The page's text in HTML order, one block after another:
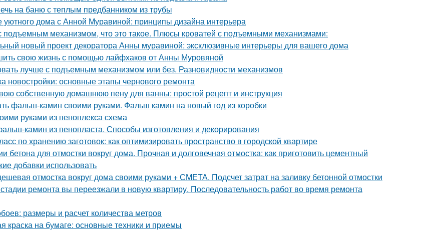
на баню с теплым предбанником из трубы
уютного дома с Анной Муравиной: принципы дизайна интерьера
подъемным механизмом, что это такое. Плюсы кроватей с подъемными механизмами:
новый проект декоратора Анны муравиной: эксклюзивные интерьеры для вашего дома
свою жизнь с помощью лайфхаков от Анны Муровяной
лучше с подъемным механизмом или без. Разновидности механизмов
новостройки: основные этапы чернового ремонта
собственную домашнюю пену для ванны: простой рецепт и инструкция
фальш-камин своими руками. Фальш камин на новый год из коробки
руками из пеноплекса схема
камин из пенопласта. Способы изготовления и декорирования
по хранению заготовок: как оптимизировать пространство в городской квартире
бетона для отмостки вокруг дома. Прочная и долговечная отмостка: как приготовить цементный
добавки использовать
отмостка вокруг дома своими руками + СМЕТА. Подсчет затрат на заливку бетонной отмостки
ремонта вы переезжали в новую квартиру. Последовательность работ во время ремонта
размеры и расчет количества метров
краска на бумаге: основные техники и приемы